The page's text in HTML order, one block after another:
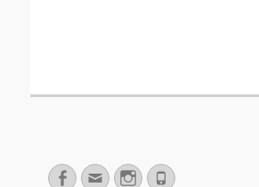
Facebook
CorreoInstagram
Phone